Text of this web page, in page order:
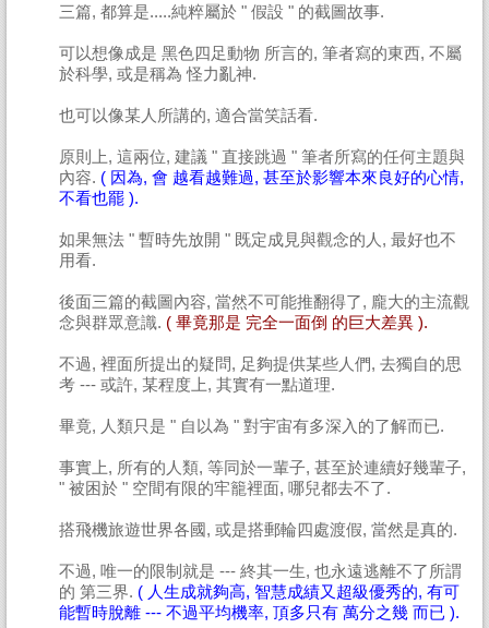
三篇, 都算是.....純粹屬於 " 假設 " 的截圖故事.
可以想像成是 黑色四足動物 所言的, 筆者寫的東西, 不屬
於科學, 或是稱為 怪力亂神.
也可以像某人所講的, 適合當笑話看.
原則上, 這兩位, 建議 " 直接跳過 " 筆者所寫的任何主題與
內容. ( 因為, 會 越看越難過, 甚至於影響本來良好的心情,
不看也罷 ).
如果無法 " 暫時先放開 " 既定成見與觀念的人, 最好也不
用看.
後面三篇的截圖內容, 當然不可能推翻得了, 龐大的主流觀
念與群眾意識. ( 畢竟那是 完全一面倒 的巨大差異 ).
不過, 裡面所提出的疑問, 足夠提供某些人們, 去獨自的思
考 --- 或許, 某程度上, 其實有一點道理.
畢竟, 人類只是 " 自以為 " 對宇宙有多深入的了解而已.
事實上, 所有的人類, 等同於一輩子, 甚至於連續好幾輩子,
" 被困於 " 空間有限的牢籠裡面, 哪兒都去不了.
搭飛機旅遊世界各國, 或是搭郵輪四處渡假, 當然是真的.
不過, 唯一的限制就是 --- 終其一生, 也永遠逃離不了所謂
的 第三界. ( 人生成就夠高, 智慧成績又超級優秀的, 有可
能暫時脫離 --- 不過平均機率, 頂多只有 萬分之幾 而已 ).